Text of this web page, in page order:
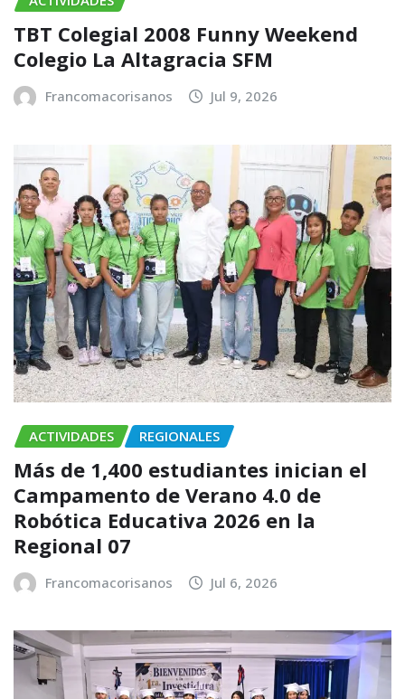
TBT Colegial 2008 Funny Weekend
Colegio La Altagracia SFM
Francomacorisanos Jul 9, 2026
ACTIVIDADES REGIONALES
Más de 1,400 estudiantes inician el
Campamento de Verano 4.0 de
Robótica Educativa 2026 en la
Regional 07
Francomacorisanos Jul 6, 2026